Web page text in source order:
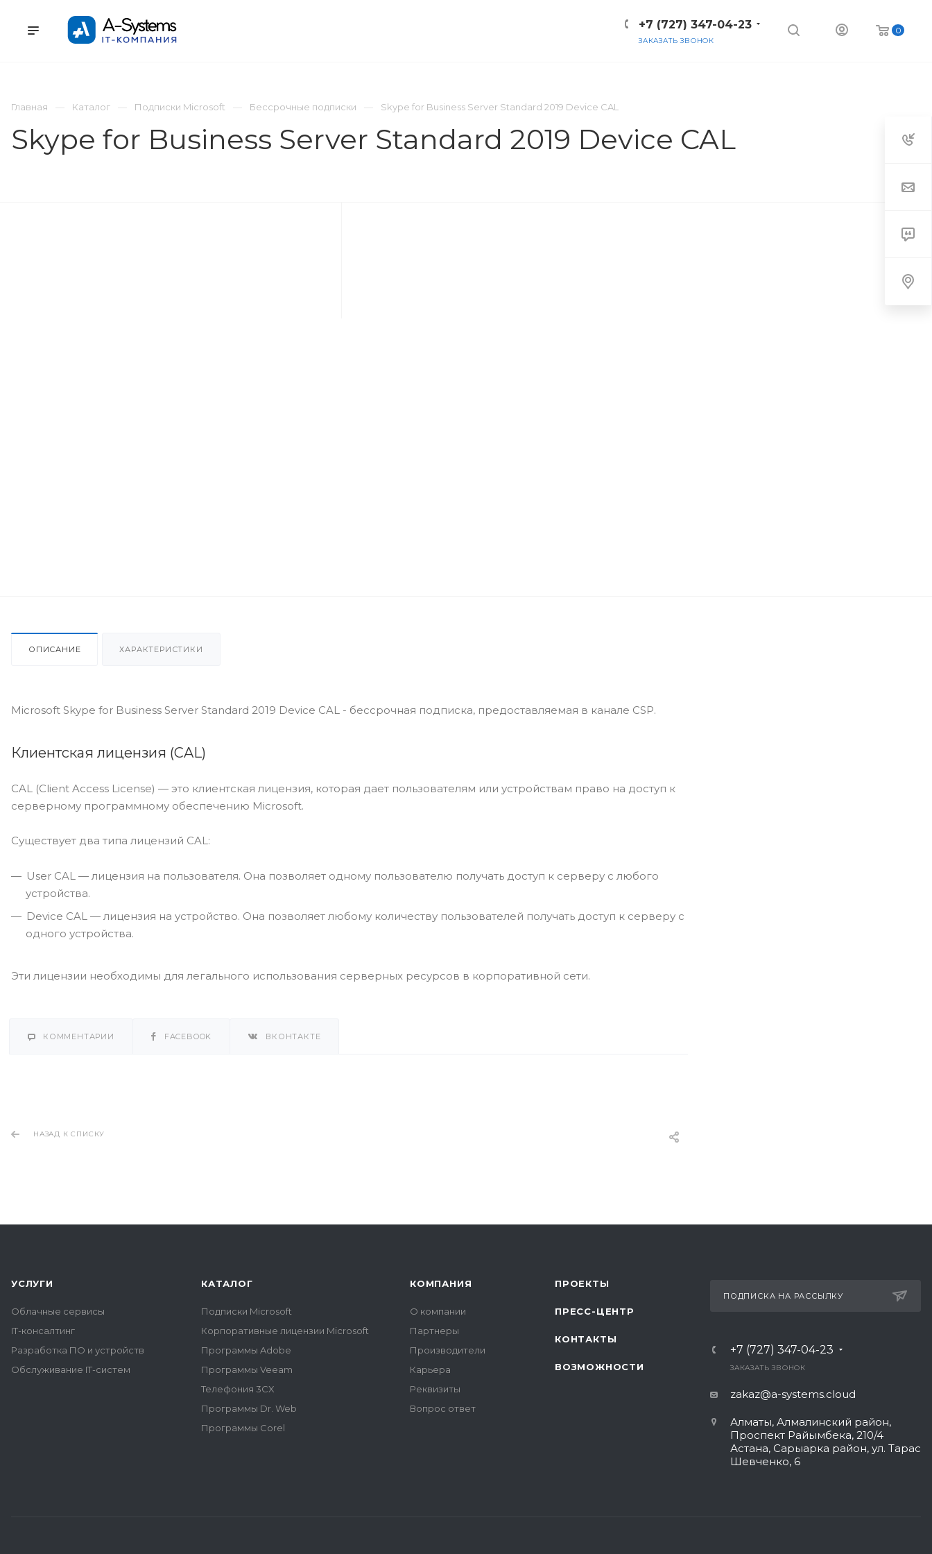
0
+7 (727) 347-04-23
ЗАКАЗАТЬ ЗВОНОК
Главная
Каталог Подписки Microsoft Бессрочные подписки Skype for Business Server Standard 2019 Device CAL
Skype for Business Server Standard 2019 Device CAL
ОПИСАНИЕ ХАРАКТЕРИСТИКИ
Microsoft Skype for Business Server Standard 2019 Device CAL - бессрочная подписка, предоставляемая в канале CSP.
Клиентская лицензия (CAL)
CAL (Client Access License) — это клиентская лицензия, которая дает пользователям или устройствам право на доступ к
серверному программному обеспечению Microsoft.
Существует два типа лицензий CAL:
User CAL — лицензия на пользователя. Она позволяет одному пользователю получать доступ к серверу с любого
устройства.
Device CAL — лицензия на устройство. Она позволяет любому количеству пользователей получать доступ к серверу с
одного устройства.
Эти лицензии необходимы для легального использования серверных ресурсов в корпоративной сети.
КОММЕНТАРИИ FACEBOOK ВКОНТАКТЕ
НАЗАД К СПИСКУ
УСЛУГИ
Облачные сервисы
IT-консалтинг
Разработка ПО и устройств
Обслуживание IT-систем
КАТАЛОГ
Подписки Microsoft
Корпоративные лицензии Microsoft
Программы Adobe
Программы Veeam
Телефония 3CX
Программы Dr. Web
Программы Corel
КОМПАНИЯ
О компании
Партнеры
Производители
Карьера
Реквизиты
Вопрос ответ
ПРОЕКТЫ
ПРЕСС-ЦЕНТР
КОНТАКТЫ
ВОЗМОЖНОСТИ
ПОДПИСКА НА РАССЫЛКУ
+7 (727) 347-04-23
ЗАКАЗАТЬ ЗВОНОК
zakaz@a-systems.cloud
Алматы, ​Алмалинский район,
Проспект Райымбека, 210/4
Астана, Сарыарка район, ул. Тарас
Шевченко, 6​